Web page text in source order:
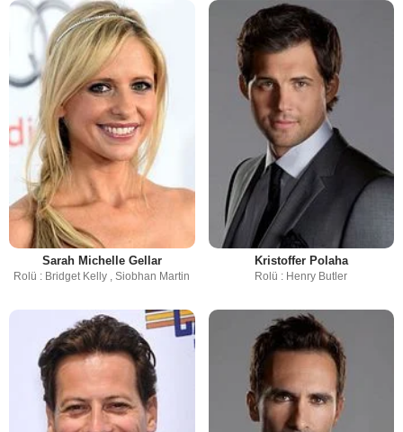
Sarah Michelle Gellar
Rolü : Bridget Kelly , Siobhan Martin
Kristoffer Polaha
Rolü : Henry Butler